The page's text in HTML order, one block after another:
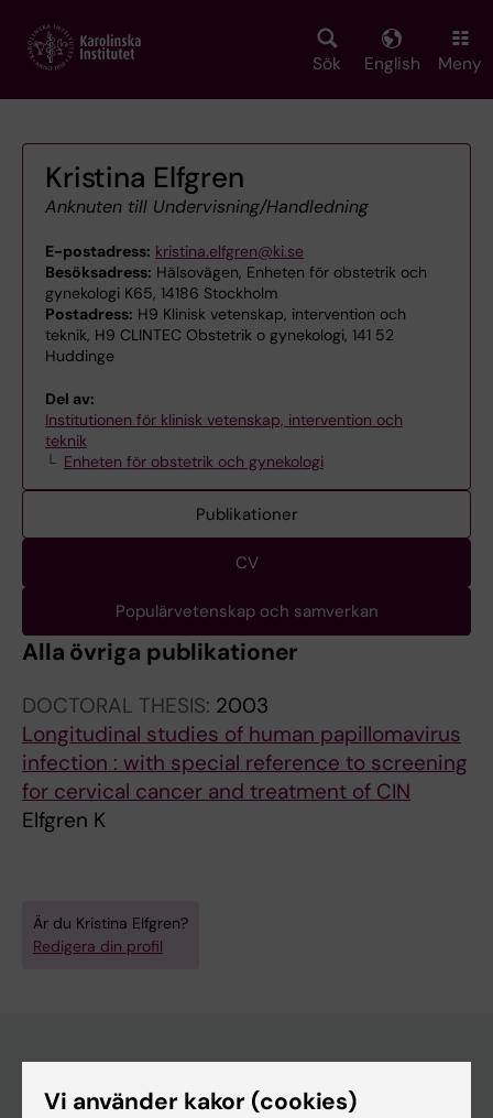
main
Sök English Meny
Kristina Elfgren
Anknuten till Undervisning/Handledning
E-postadress: kristina.elfgren@ki.se
Besöksadress: Hälsovägen, Enheten för obstetrik och
gynekologi K65, 14186 Stockholm
Postadress: H9 Klinisk vetenskap, intervention och
teknik, H9 CLINTEC Obstetrik o gynekologi, 141 52
Huddinge
Del av:
Institutionen för klinisk vetenskap, intervention och
teknik
Enheten för obstetrik och gynekologi
Publikationer
CV
Populärvetenskap och samverkan
Alla övriga publikationer
DOCTORAL THESIS: 2003
Longitudinal studies of human papillomavirus
infection : with special reference to screening
for cervical cancer and treatment of CIN
Elfgren K
Är du Kristina Elfgren?
Redigera din profil
Huvudmeny
Vi använder kakor (cookies)